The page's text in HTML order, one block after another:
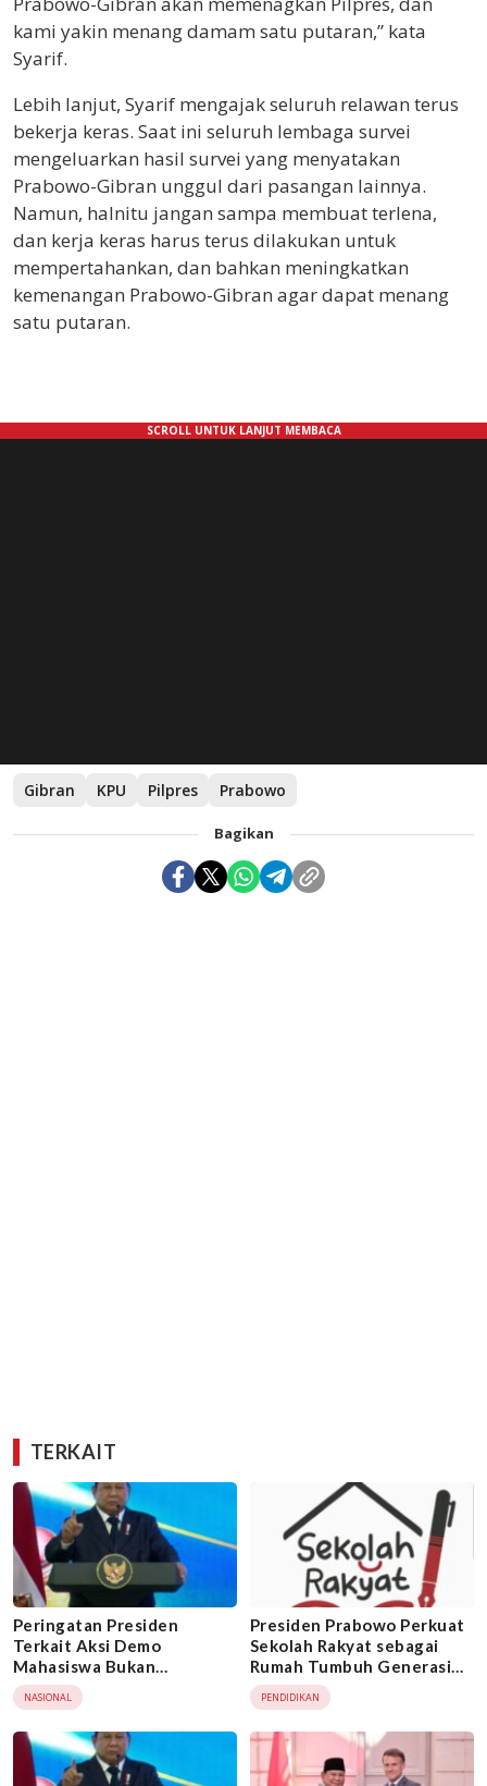
kami yakin menang damam satu putaran,” kata
Syarif.
Lebih lanjut, Syarif mengajak seluruh relawan terus
bekerja keras. Saat ini seluruh lembaga survei
mengeluarkan hasil survei yang menyatakan
Prabowo-Gibran unggul dari pasangan lainnya.
Namun, halnitu jangan sampa membuat terlena,
dan kerja keras harus terus dilakukan untuk
mempertahankan, dan bahkan meningkatkan
kemenangan Prabowo-Gibran agar dapat menang
satu putaran.
Gibran KPU Pilpres Prabowo
Bagikan
TERKAIT
Peringatan Presiden
Terkait Aksi Demo
Mahasiswa Bukan
Membatasi Hak
Berpendapat
NASIONAL
Presiden Prabowo Perkuat
Sekolah Rakyat sebagai
Rumah Tumbuh Generasi
Unggul
PENDIDIKAN